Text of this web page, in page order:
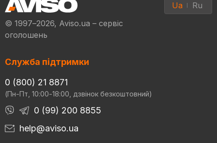
© 1997–2026, Aviso.ua – сервіс
оголошень
Ua Ru
Служба підтримки
0 (800) 21 8871
(Пн-Пт, 10:00-18:00, дзвінок безкоштовний)
0 (99) 200 8855
help@aviso.ua